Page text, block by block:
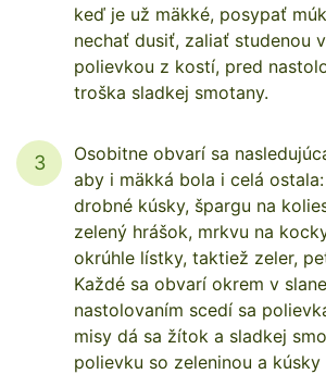
keď je už mäkké, posypať
nechať dusiť, zaliať studenou
polievkou z kostí, pred
troška sladkej smotany.
3
Osobitne obvarí sa
aby i mäkká bola i celá
drobné kúsky, špargu na
zelený hrášok, mrkvu na
okrúhle lístky, taktiež zeler,
Každé sa obvarí okrem v
nastolovaním scedí sa
misy dá sa žítok a sladkej
polievku so zeleninou a kúsky